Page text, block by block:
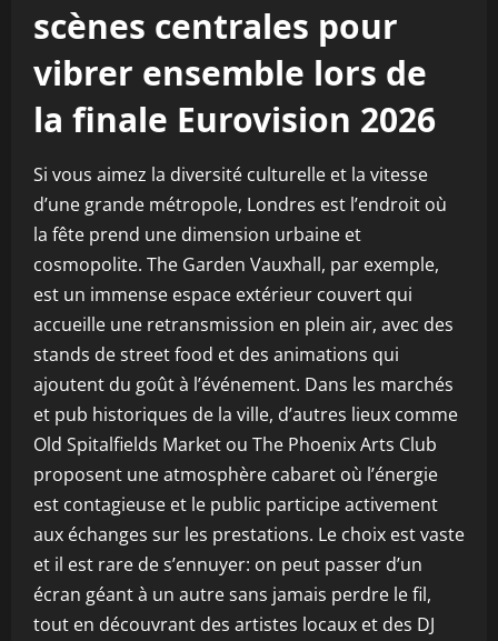
scènes centrales pour
vibrer ensemble lors de
la finale Eurovision 2026
Si vous aimez la diversité culturelle et la vitesse
d’une grande métropole, Londres est l’endroit où
la fête prend une dimension urbaine et
cosmopolite. The Garden Vauxhall, par exemple,
est un immense espace extérieur couvert qui
accueille une retransmission en plein air, avec des
stands de street food et des animations qui
ajoutent du goût à l’événement. Dans les marchés
et pub historiques de la ville, d’autres lieux comme
Old Spitalfields Market ou The Phoenix Arts Club
proposent une atmosphère cabaret où l’énergie
est contagieuse et le public participe activement
aux échanges sur les prestations. Le choix est vaste
et il est rare de s’ennuyer: on peut passer d’un
écran géant à un autre sans jamais perdre le fil,
tout en découvrant des artistes locaux et des DJ